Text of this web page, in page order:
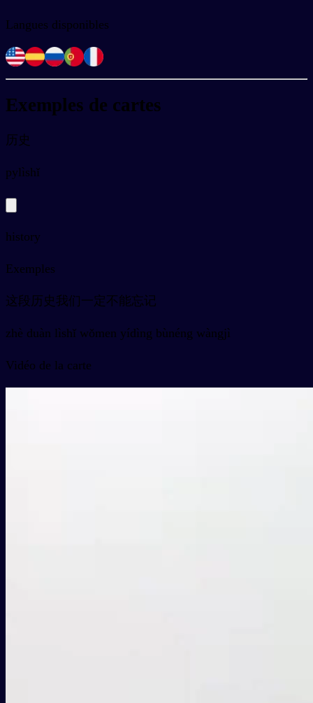
Langues disponibles
Exemples de cartes
历史
pylìshǐ
history
Exemples
这段历史我们一定不能忘记
zhè duàn lìshǐ wǒmen yídìng bùnéng wàngjì
Vidéo de la carte